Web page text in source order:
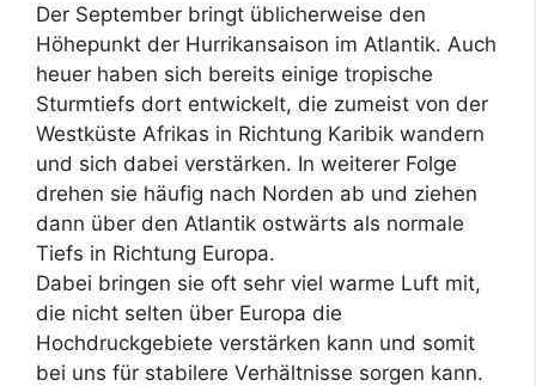
Der September bringt üblicherweise den
Höhepunkt der Hurrikansaison im Atlantik. Auch
heuer haben sich bereits einige tropische
Sturmtiefs dort entwickelt, die zumeist von der
Westküste Afrikas in Richtung Karibik wandern
und sich dabei verstärken. In weiterer Folge
drehen sie häufig nach Norden ab und ziehen
dann über den Atlantik ostwärts als normale
Tiefs in Richtung Europa.
Dabei bringen sie oft sehr viel warme Luft mit,
die nicht selten über Europa die
Hochdruckgebiete verstärken kann und somit
bei uns für stabilere Verhältnisse sorgen kann.